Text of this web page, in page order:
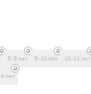
8-9 лет 9-10 лет 10-11 лет
лет